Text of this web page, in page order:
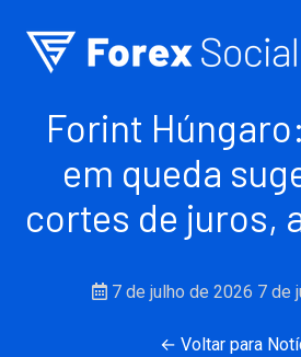
Forint
em queda
cortes de juros,
7 de julho de 2026 7 de
← Voltar para